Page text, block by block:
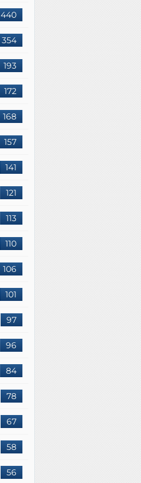
440
354
193
172
168
157
141
121
113
110
106
101
97
96
84
78
67
58
56